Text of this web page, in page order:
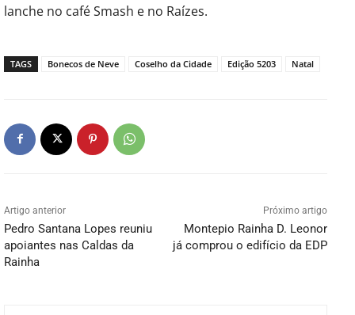
lanche no café Smash e no Raízes.
TAGS Bonecos de Neve Coselho da Cidade Edição 5203 Natal
Artigo anterior
Pedro Santana Lopes reuniu
apoiantes nas Caldas da
Rainha
Próximo artigo
Montepio Rainha D. Leonor
já comprou o edifício da EDP